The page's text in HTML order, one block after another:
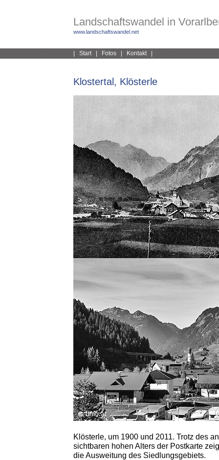
Landschaftswandel in
www.landschaftswandel.net
Start| Fotos Kontakt|
Klostertal, Klösterle
Klösterle, um 1900 und 2011. Trotz des
sichtbaren hohen Alters der Postkarte
die Ausweitung des Siedlungsgebiets.